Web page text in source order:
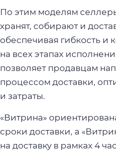
По этим моделям
хранят, собирают и
обеспечивая гибкость и
на всех этапах
позволяет продавцам
процессом доставки,
и затраты.
«Витрина»
сроки доставки, а
на доставку в рамках 4